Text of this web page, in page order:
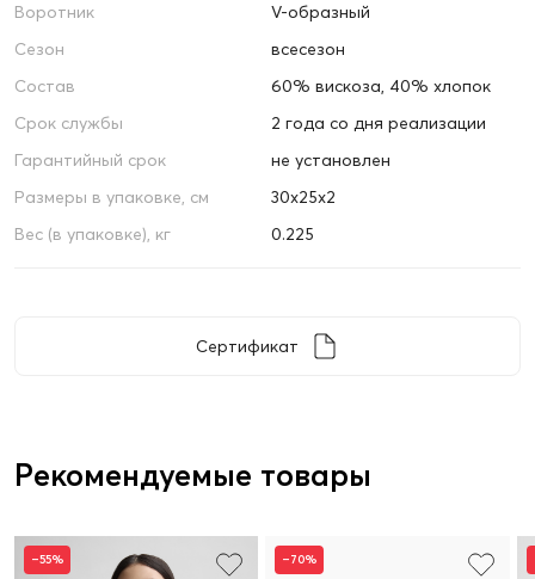
Воротник
V-образный
Сезон
всесезон
Состав
60% вискоза, 40% хлопок
Срок службы
2 года со дня реализации
Гарантийный срок
не установлен
Размеры в упаковке, см
30х25х2
Вес (в упаковке), кг
0.225
Сертификат
Рекомендуемые товары
–55% –70%